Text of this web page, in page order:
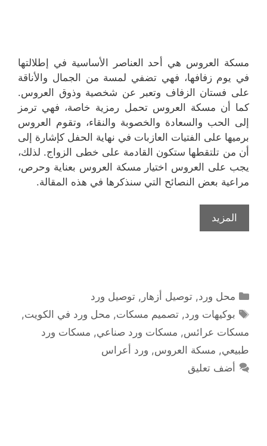
مسكة العروس هي أحد العناصر الأساسية في إطلالتها
في يوم زفافها، فهي تضفي لمسة من الجمال والأناقة
على فستان الزفاف وتعبر عن شخصية وذوق العروس.
كما أن مسكة العروس تحمل رمزية خاصة، فهي ترمز
إلى الحب والسعادة والخصوبة والنقاء، وتقوم العروس
برميها على الفتيات العازبات في نهاية الحفل كإشارة إلى
أن من تلتقطها ستكون القادمة على خطى الزواج. لذلك،
يجب على العروس اختيار مسكة العروس بعناية وحرص،
مراعية بعض النصائح التي سنذكرها في هذه المقالة.
المزيد
التصنيفات
محل ورد,توصيل أزهار ,توصيل ورد
الوسوم
بوكيهات ورد,تصميم مسكات, محل ورد في الكويت,
مسكات عرائس, مسكات ورد صناعي, مسكات ورد
طبيعي, مسكة العروس, ورد أعراس
أضف تعليق